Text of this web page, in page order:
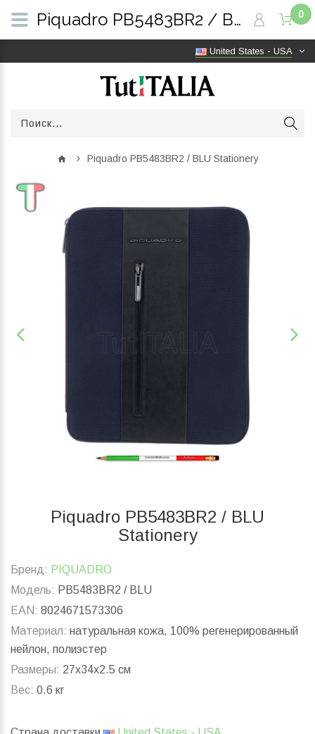
United States - USA
0
Piquadro PB5483BR2 / BLU Stationery
Piquadro PB5483BR2 / BLU
Stationery
Бренд: PIQUADRO
Модель: PB5483BR2 / BLU
EAN: 8024671573306
Материал: натуральная кожа, 100% регенерированный
нейлон, полиэстер
Размеры: 27x34x2.5 см
Вес: 0.6 кг
Piquadro PB5483BR2 / BLU Stationery | TutITALIA